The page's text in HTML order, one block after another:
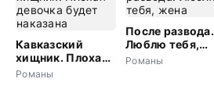
Кавказский
хищник. Плохая
девочка будет
Романы
После развода.
Люблю тебя,
жена
Романы